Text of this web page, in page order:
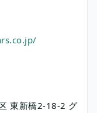
東新橋2-18-2 グ